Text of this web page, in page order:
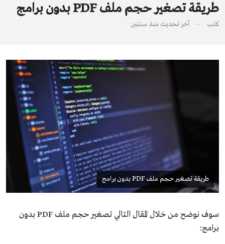
طريقة تصغير حجم ملف PDF بدون برامج
كتب آخر تحديث منذ سنتين
طريقة تصغير حجم ملف PDF بدون برامج
سوف نوضح من خلال المقال التالي تصغير حجم ملف PDF بدون
برامج: